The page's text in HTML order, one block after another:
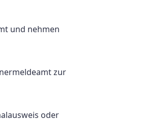
und nehmen
zur
oder